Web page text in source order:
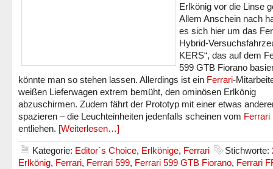
Erlkönig vor die Linse
Allem Anschein nach
es sich hier um das
Hybrid-
KERS“, das auf dem
599 GTB Fiorano
könnte man so stehen lassen. Allerdings ist ein Ferrari-
weißen Lieferwagen extrem bemüht, den ominösen Erlkönig
abzuschirmen. Zudem fährt der Prototyp mit einer etwas
spazieren – die Leuchteinheiten jedenfalls scheinen vom Ferrari
entliehen. [Weiterlesen…]
Kategorie: Editor´s Choice, Erlkönige, Ferrari Stichworte:
Erlkönig, Ferrari, Ferrari 599, Ferrari 599 GTB Fiorano, Ferrari